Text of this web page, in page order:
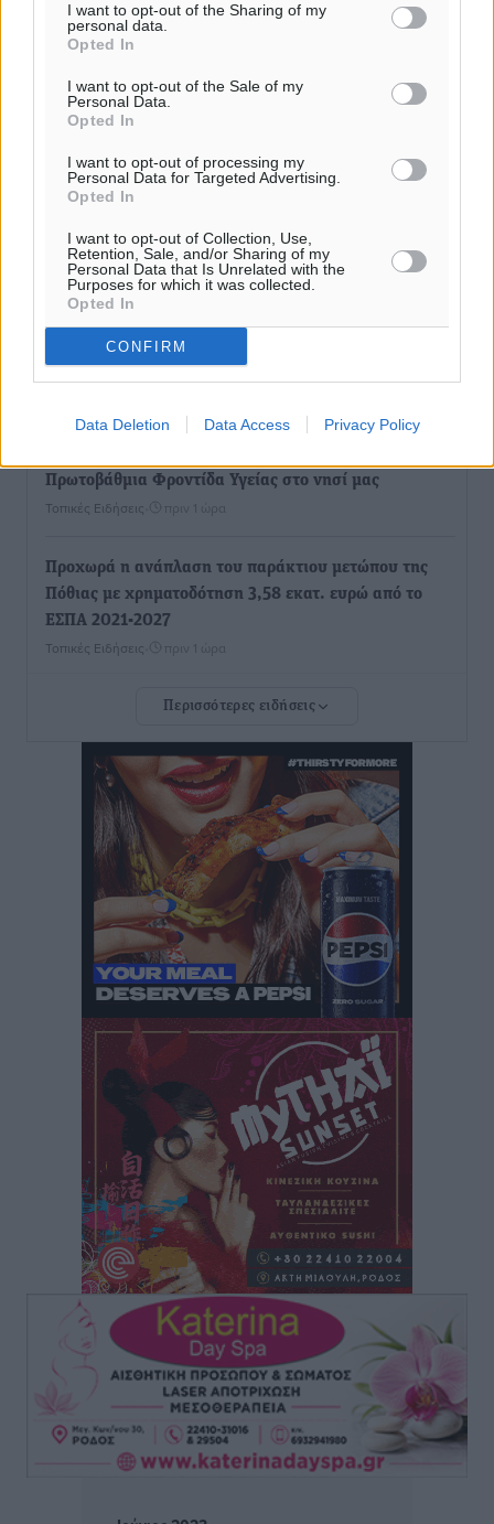
I want to opt-out of the Sharing of my
personal data.
Opted In
I want to opt-out of the Sale of my
Personal Data.
Opted In
I want to opt-out of processing my
Personal Data for Targeted Advertising.
Opted In
I want to opt-out of Collection, Use,
Retention, Sale, and/or Sharing of my
Personal Data that Is Unrelated with the
Purposes for which it was collected.
Opted In
CONFIRM
Data Deletion Data Access Privacy Policy
-3.928- πακέτα χωρίς ειδική ταινία φορολόγησης
Τοπικές Ειδήσεις
Γ. Χατζημάρκος: 3,58 εκατ. ευρώ για την ανάπλαση
Τοπικές Ειδήσεις• πριν 41 λεπτά
στη Ψαροπούλα 72χρονος Σουηδός
Τοπικές Ειδήσεις• πριν 45 λεπτά
Μάνος Κόνσολας: «Παράταση έως τις 30 Νοεμβρίου
στο ‘’Εξοικονομώ-Επιχειρώ’’ για τις επιχειρήσεις»
Πρωτοβάθμια Φροντίδα Υγείας στο νησί μας
Τοπικές Ειδήσεις πριν 1 ώρα
Προχωρά η ανάπλαση του παράκτιου μετώπου της
Πόθιας με χρηματοδότηση 3,58 εκατ. ευρώ από το
ΕΣΠΑ 2021-2027
Τοπικές Ειδήσεις πριν 1 ώρα
Την Παρασκευή 21 Αυγούστου η τελετή εγκαινίων
Γενναδίου παρουσία του Άδωνι Γεωργιάδη
Τοπικές Ειδήσεις πριν 1 ώρα
Στη Λέρο ο πρόεδρος του ΠΑΣΟΚ Νίκος Ανδρουλάκης
Τοπικές Ειδήσεις• πριν 2 ώρες
Στα 2-2,35 GW ο στόχος για τα πρώτα υπεράκτια
αιολικά πάρκα που θα λειτουργήσουν στη χώρα μας
Ειδήσεις• πριν 3 ώρες
Η Ελλάδα κρατά το τουριστικό momentum, παρά τις
γεωπολιτικές αναταράξεις
πριν 3 ώρες
Σε κόκκινο συναγερμό επτά Περιφέρειες – Οι οδηγίες
της Πολιτικής Προστασίας και ο Χάρτης Πρόβλεψης
Πυρκαγιάς
Ειδήσεις• πριν 3 ώρες
ΑΑΔΕ: Αυξάνονται οι «καρφωτές» για φοροδιαφυγή
– Στο μικροσκόπιο τουριστικοί προορισμοί, ταμειακές
και συναλλαγές POS
πριν 4 ώρες
Δημόσιο: Το νέο καθεστώς επιλογής προϊσταμένων, τι
προβλέπει το νομοσχέδιο του Υπ. Εσωτερικών
Περισσότερες ειδήσεις